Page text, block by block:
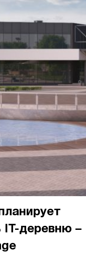
IT-деревню –